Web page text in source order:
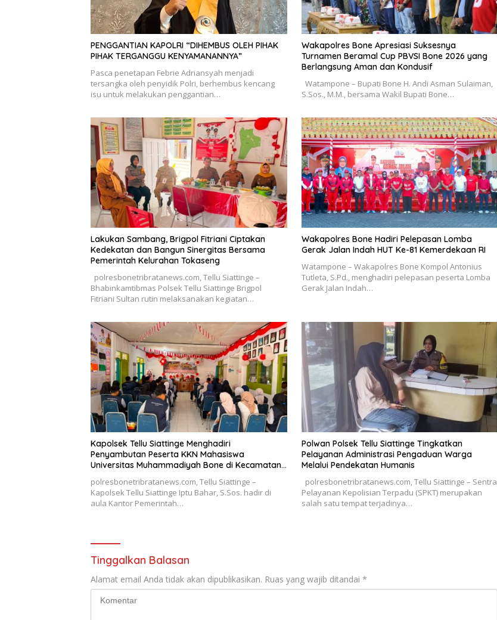
PENGGANTIAN KAPOLRI “DIHEMBUS OLEH PIHAK
PIHAK TERGANGGU KENYAMANANNYA”
Pasca penetapan Febrie Adriansyah menjadi
tersangka oleh penyidik Polri, berhembus kencang
isu untuk melakukan penggantian…
Wakapolres Bone Apresiasi Suksesnya
Turnamen Beramal Cup PBVSI Bone 2026 yang
Berlangsung Aman dan Kondusif
Watampone – Bupati Bone H. Andi Asman Sulaiman,
S.Sos., M.M., bersama Wakil Bupati Bone…
Lakukan Sambang, Brigpol Fitriani Ciptakan
Kedekatan dan Bangun Sinergitas Bersama
Pemerintah Kelurahan Tokaseng
polresbonetribratanews.com, Tellu Siattinge –
Bhabinkamtibmas Polsek Tellu Siattinge Brigpol
Fitriani Sultan rutin melaksanakan kegiatan…
Wakapolres Bone Hadiri Pelepasan Lomba
Gerak Jalan Indah HUT Ke-81 Kemerdekaan RI
Watampone – Wakapolres Bone Kompol Antonius
Tutleta, S.Pd., menghadiri pelepasan peserta Lomba
Gerak Jalan Indah…
Kapolsek Tellu Siattinge Menghadiri
Penyambutan Peserta KKN Mahasiswa
Universitas Muhammadiyah Bone di Kecamatan
polresbonetribratanews.com, Tellu Siattinge –
Kapolsek Tellu Siattinge Iptu Bahar, S.Sos. hadir di
aula Kantor Pemerintah…
Polwan Polsek Tellu Siattinge Tingkatkan
Pelayanan Administrasi Pengaduan Warga
Melalui Pendekatan Humanis
polresbonetribratanews.com, Tellu Siattinge – Sentra
Pelayanan Kepolisian Terpadu (SPKT) merupakan
salah satu tempat terjadinya…
Tinggalkan Balasan
Alamat email Anda tidak akan dipublikasikan. Ruas yang wajib ditandai *